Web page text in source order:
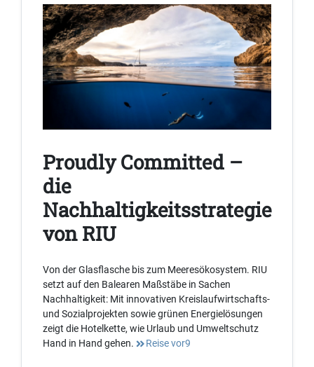
Proudly Committed –
die
Nachhaltigkeitsstrategie
von RIU
Von der Glasflasche bis zum Meeresökosystem. RIU
setzt auf den Balearen Maßstäbe in Sachen
Nachhaltigkeit: Mit innovativen Kreislaufwirtschafts-
und Sozialprojekten sowie grünen Energielösungen
zeigt die Hotelkette, wie Urlaub und Umweltschutz
Hand in Hand gehen.
Reise vor9